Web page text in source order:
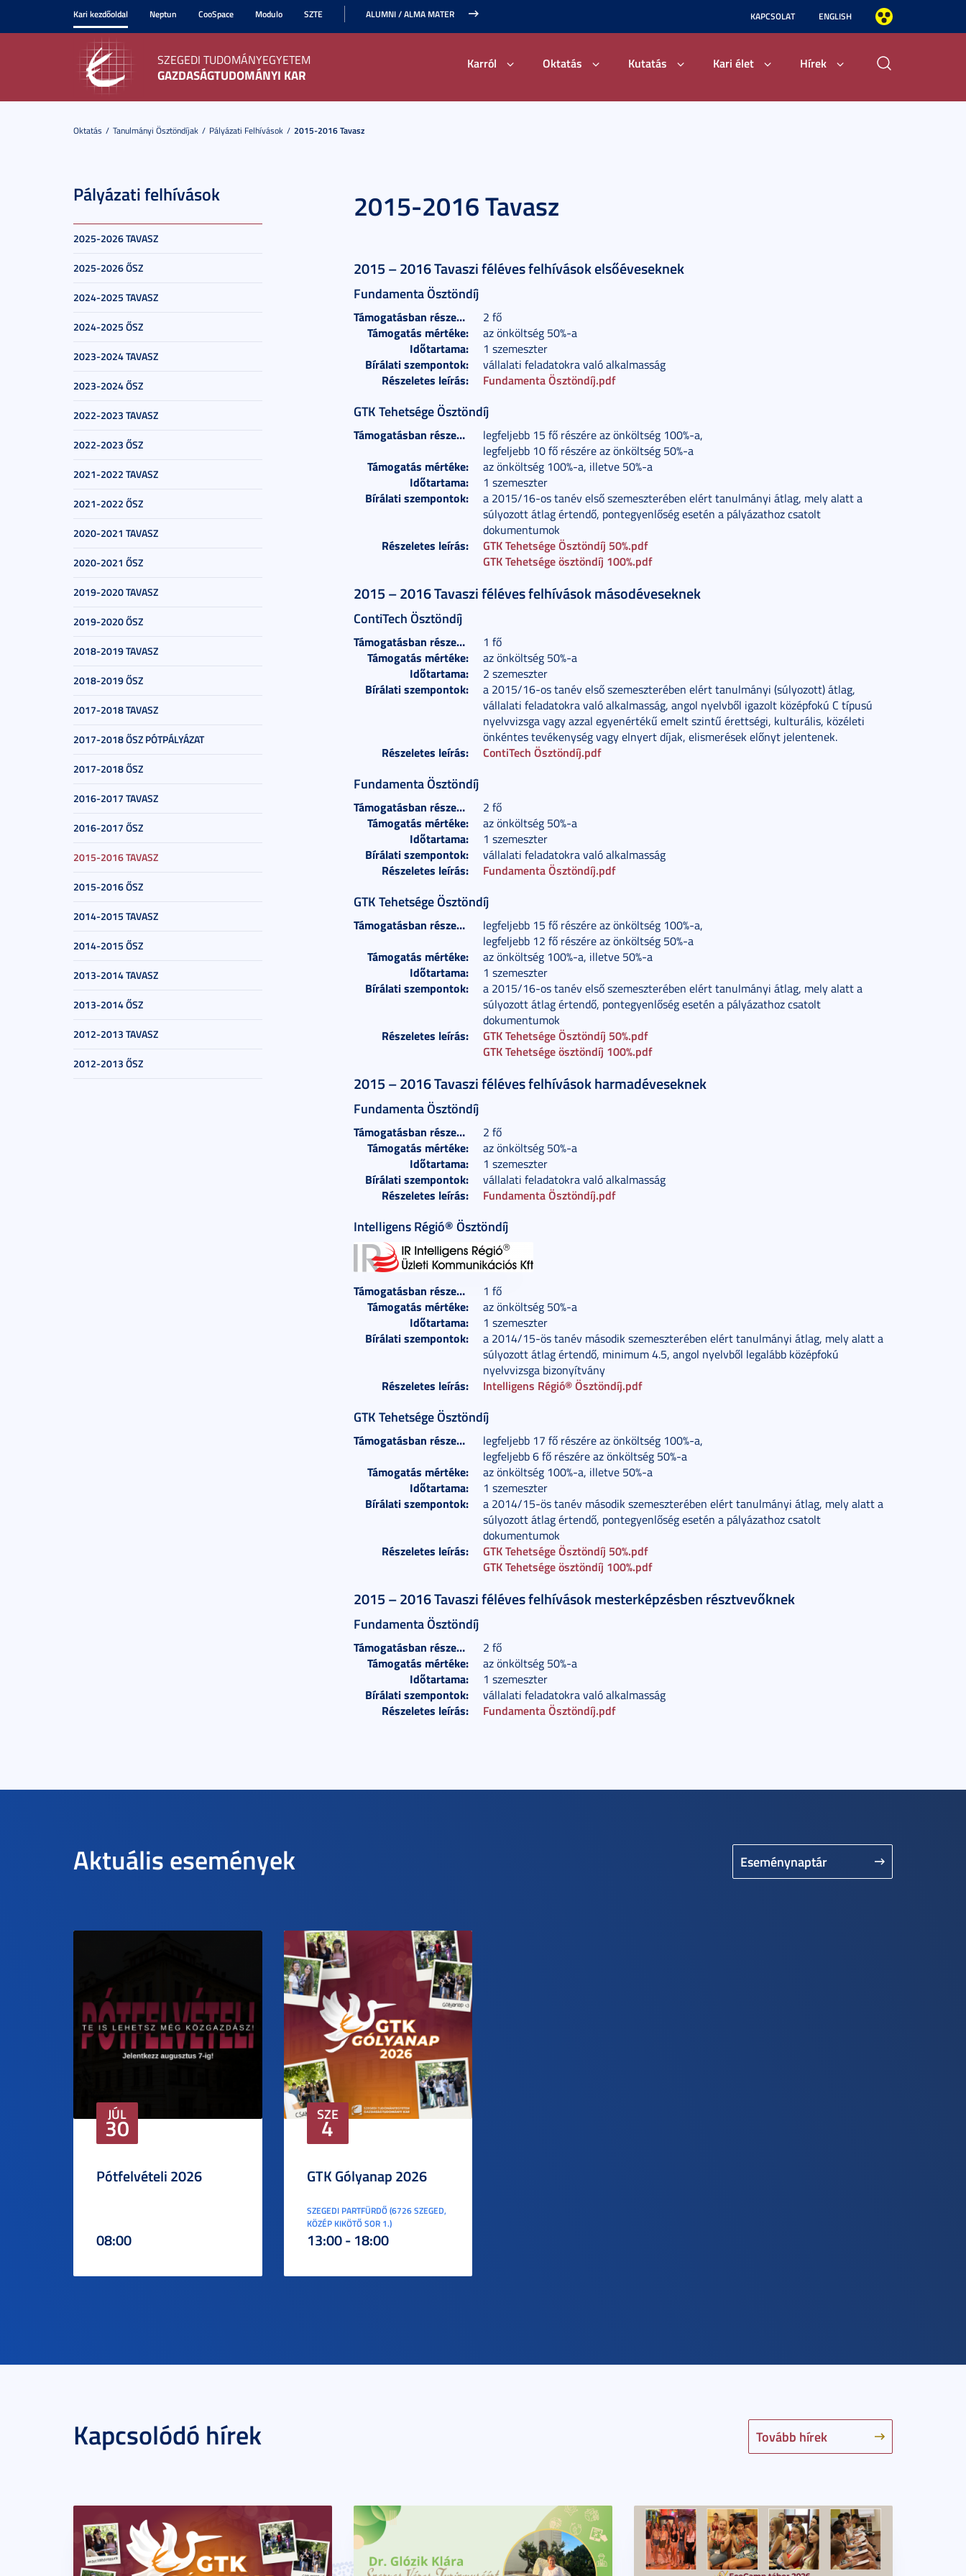
Kari kezdőoldal Neptun CooSpace Modulo SZTE ALUMNI / ALMA MATER KAPCSOLAT ENGLISH
SZEGEDI TUDOMÁNYEGYETEM
GAZDASÁGTUDOMÁNYI KAR
Karról Oktatás Kutatás Kari élet Hírek
Oktatás Tanulmányi Ösztöndíjak Pályázati Felhívások 2015-2016 Tavasz
Pályázati felhívások
2025-2026 TAVASZ
2025-2026 ŐSZ
2024-2025 TAVASZ
2024-2025 ŐSZ
2023-2024 TAVASZ
2023-2024 ŐSZ
2022-2023 TAVASZ
2022-2023 ŐSZ
2021-2022 TAVASZ
2021-2022 ŐSZ
2020-2021 TAVASZ
2020-2021 ŐSZ
2019-2020 TAVASZ
2019-2020 ŐSZ
2018-2019 TAVASZ
2018-2019 ŐSZ
2017-2018 TAVASZ
2017-2018 ŐSZ PÓTPÁLYÁZAT
2017-2018 ŐSZ
2016-2017 TAVASZ
2016-2017 ŐSZ
2015-2016 TAVASZ
2015-2016 ŐSZ
2014-2015 TAVASZ
2014-2015 ŐSZ
2013-2014 TAVASZ
2013-2014 ŐSZ
2012-2013 TAVASZ
2012-2013 ŐSZ
2015-2016 Tavasz
2015 – 2016 Tavaszi féléves felhívások elsőéveseknek
Fundamenta Ösztöndíj
Támogatásban részesülők száma: 2 fő
Támogatás mértéke: az önköltség 50%-a
Időtartama: 1 szemeszter
Bírálati szempontok: vállalati feladatokra való alkalmasság
Részeletes leírás: Fundamenta Ösztöndíj.pdf
GTK Tehetsége Ösztöndíj
Támogatásban részesülők száma:
legfeljebb 15 fő részére az önköltség 100%-a,
legfeljebb 10 fő részére az önköltség 50%-a
Támogatás mértéke: az önköltség 100%-a, illetve 50%-a
Időtartama: 1 szemeszter
Bírálati szempontok:
a 2015/16-os tanév első szemeszterében elért tanulmányi átlag, mely alatt a
súlyozott átlag értendő, pontegyenlőség esetén a pályázathoz csatolt
dokumentumok
Részeletes leírás:
GTK Tehetsége Ösztöndíj 50%.pdf
GTK Tehetsége ösztöndíj 100%.pdf
2015 – 2016 Tavaszi féléves felhívások másodéveseknek
ContiTech Ösztöndíj
Támogatásban részesülők száma: 1 fő
Támogatás mértéke: az önköltség 50%-a
Időtartama: 2 szemeszter
Bírálati szempontok:
a 2015/16-os tanév első szemeszterében elért tanulmányi (súlyozott) átlag,
vállalati feladatokra való alkalmasság, angol nyelvből igazolt középfokú C típusú
nyelvvizsga vagy azzal egyenértékű emelt szintű érettségi, kulturális, közéleti
önkéntes tevékenység vagy elnyert díjak, elismerések előnyt jelentenek.
Részeletes leírás: ContiTech Ösztöndíj.pdf
Fundamenta Ösztöndíj
Támogatásban részesülők száma: 2 fő
Támogatás mértéke: az önköltség 50%-a
Időtartama: 1 szemeszter
Bírálati szempontok: vállalati feladatokra való alkalmasság
Részeletes leírás: Fundamenta Ösztöndíj.pdf
GTK Tehetsége Ösztöndíj
Támogatásban részesülők száma:
legfeljebb 15 fő részére az önköltség 100%-a,
legfeljebb 12 fő részére az önköltség 50%-a
Támogatás mértéke: az önköltség 100%-a, illetve 50%-a
Időtartama: 1 szemeszter
Bírálati szempontok:
a 2015/16-os tanév első szemeszterében elért tanulmányi átlag, mely alatt a
súlyozott átlag értendő, pontegyenlőség esetén a pályázathoz csatolt
dokumentumok
Részeletes leírás:
GTK Tehetsége Ösztöndíj 50%.pdf
GTK Tehetsége ösztöndíj 100%.pdf
2015 – 2016 Tavaszi féléves felhívások harmadéveseknek
Fundamenta Ösztöndíj
Támogatásban részesülők száma: 2 fő
Támogatás mértéke: az önköltség 50%-a
Időtartama: 1 szemeszter
Bírálati szempontok: vállalati feladatokra való alkalmasság
Részeletes leírás: Fundamenta Ösztöndíj.pdf
Intelligens Régió® Ösztöndíj
Támogatásban részesülők száma: 1 fő
Támogatás mértéke: az önköltség 50%-a
Időtartama: 1 szemeszter
Bírálati szempontok:
a 2014/15-ös tanév második szemeszterében elért tanulmányi átlag, mely alatt a
súlyozott átlag értendő, minimum 4.5, angol nyelvből legalább középfokú
nyelvvizsga bizonyítvány
Részeletes leírás: Intelligens Régió® Ösztöndíj.pdf
GTK Tehetsége Ösztöndíj
Támogatásban részesülők száma:
legfeljebb 17 fő részére az önköltség 100%-a,
legfeljebb 6 fő részére az önköltség 50%-a
Támogatás mértéke: az önköltség 100%-a, illetve 50%-a
Időtartama: 1 szemeszter
Bírálati szempontok:
a 2014/15-ös tanév második szemeszterében elért tanulmányi átlag, mely alatt a
súlyozott átlag értendő, pontegyenlőség esetén a pályázathoz csatolt
dokumentumok
Részeletes leírás:
GTK Tehetsége Ösztöndíj 50%.pdf
GTK Tehetsége ösztöndíj 100%.pdf
2015 – 2016 Tavaszi féléves felhívások mesterképzésben résztvevőknek
Fundamenta Ösztöndíj
Támogatásban részesülők száma: 2 fő
Támogatás mértéke: az önköltség 50%-a
Időtartama: 1 szemeszter
Bírálati szempontok: vállalati feladatokra való alkalmasság
Részeletes leírás: Fundamenta Ösztöndíj.pdf
Aktuális események Eseménynaptár
JÚL
30
Pótfelvételi 2026
08:00
SZE
4
GTK Gólyanap 2026
SZEGEDI PARTFÜRDŐ (6726 SZEGED,
KÖZÉP KIKÖTŐ SOR 1.)
13:00 - 18:00
Kapcsolódó hírek Tovább hírek